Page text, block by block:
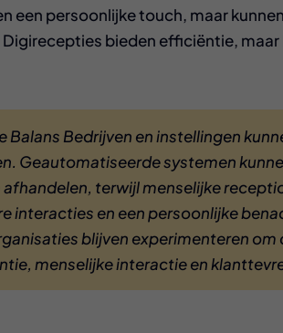
een persoonlijke touch, maar
bieden efficiëntie,
Balans Bedrijven en instellingen
Geautomatiseerde systemen
terwijl menselijke
interacties en een persoonlijke
blijven experimenteren
menselijke interactie en